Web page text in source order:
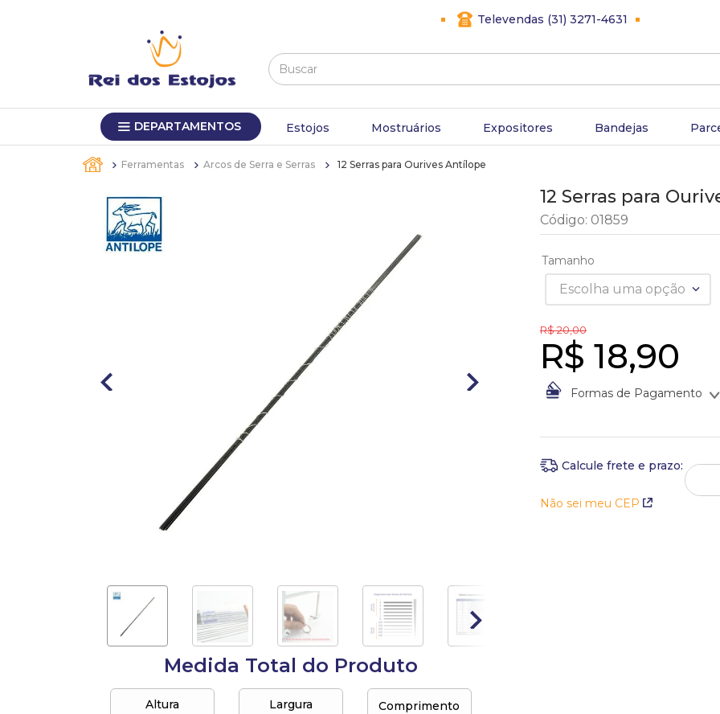
Televendas (31) 3271-4631
Buscar
DEPARTAMENTOS Estojos Mostruários Expositores Bandejas
Ferramentas Arcos de Serra e Serras 12 Serras para Ourives Antílope
Medida Total do Produto
Altura Largura Comprimento
12 Serras para
Código: 01859
Tamanho
Escolha uma opção
R$20,00
R$ 18,90
Formas de Pagamento
Não sei meu CEP
1º
máquina relógio pulso
4
5º